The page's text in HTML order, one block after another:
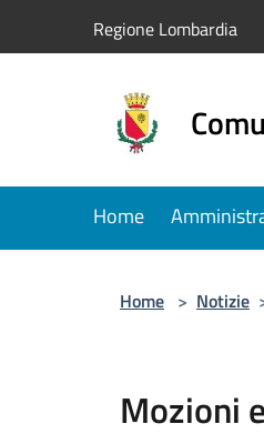
Regione Lombardia
Home
Home > Notizie
Mozioni